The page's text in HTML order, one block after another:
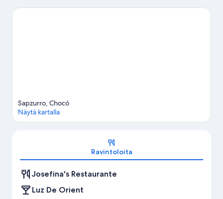
Acandi: näytä lisää mökkejä
Kartta
Sapzurro, Chocó
Näytä kartalla
Ravintoloita
Josefina's Restaurante
Luz De Orient